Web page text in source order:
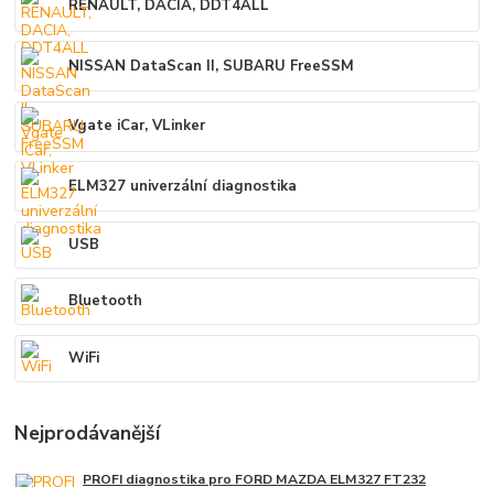
RENAULT, DACIA, DDT4ALL
NISSAN DataScan II, SUBARU FreeSSM
Vgate iCar, VLinker
ELM327 univerzální diagnostika
USB
Bluetooth
WiFi
Nejprodávanější
PROFI diagnostika pro FORD MAZDA ELM327 FT232